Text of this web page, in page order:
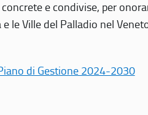
e condivise, per
Ville del Palladio nel
di Gestione 2024-2030